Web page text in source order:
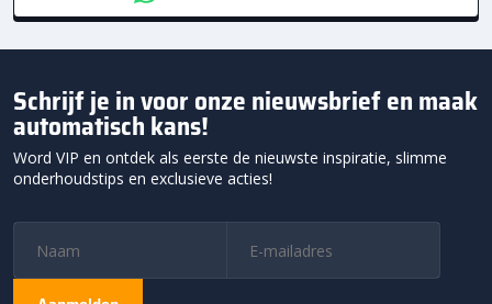
Schrijf je in voor onze nieuwsbrief en maak
automatisch kans!
Word VIP en ontdek als eerste de nieuwste inspiratie, slimme
onderhoudstips en exclusieve acties!